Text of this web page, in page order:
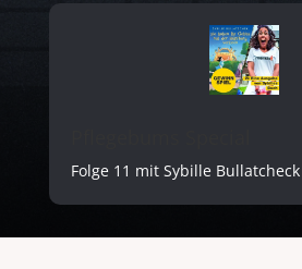
Folge 11 mit Sybille Bullatcheck